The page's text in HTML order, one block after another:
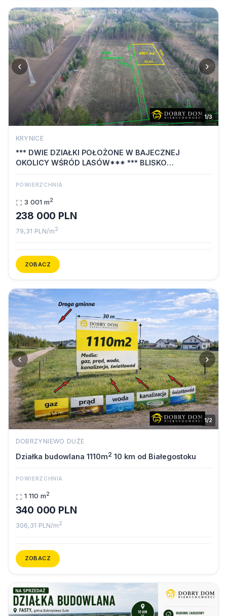
‹ ›
1/3
KRYNICE
*** DWIE DZIAŁKI POŁOŻONE W BAJECZNEJ
OKOLICY WŚRÓD LASÓW*** *** BLISKO
POWIERZCHNIA
3 001 m2
238 000 PLN
79,31 PLN/m2
ZOBACZ
‹ ›
1/2
DOBRZYNIEWO DUŻE
Działka budowlana 1110m2 10 km od Białegostoku
POWIERZCHNIA
1 110 m2
340 000 PLN
306,31 PLN/m2
ZOBACZ